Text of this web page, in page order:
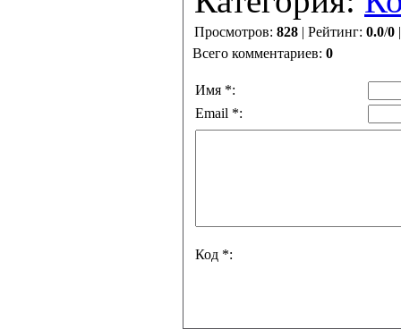
Просмотров: 828 | Рейтинг: 0.0/0
Всего комментариев: 0
Имя *:
Email *:
Код *: